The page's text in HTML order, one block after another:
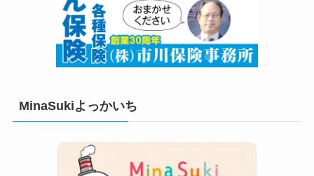
MinaSukiよっかいち